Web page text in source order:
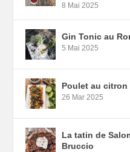
8 Mai 2025
Gin Tonic au
5 Mai 2025
Poulet au citron
26 Mar 2025
La tatin de
Bruccio